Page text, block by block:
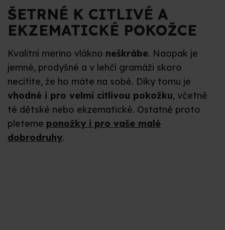
ŠETRNÉ K CITLIVÉ A
EKZEMATICKÉ POKOŽCE
Kvalitní merino vlákno neškrábe. Naopak je
jemné, prodyšné a v lehčí gramáži skoro
necítíte, že ho máte na sobě. Díky tomu je
vhodné i pro velmi citlivou pokožku, včetně
té dětské nebo ekzematické. Ostatně proto
pleteme ponožky i pro vaše malé
dobrodruhy.